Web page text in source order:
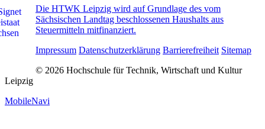
Die HTWK Leipzig wird auf Grundlage des vom
Sächsischen Landtag beschlossenen Haushalts aus
Steuermitteln mitfinanziert.
Impressum Datenschutzerklärung Barrierefreiheit Sitemap
© 2026 Hochschule für Technik, Wirtschaft und Kultur
Leipzig
MobileNavi